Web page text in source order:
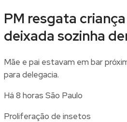
PM resgata
deixada sozinha
Mãe e pai estavam em bar
para delegacia.
Há 8 horas São Paulo
Proliferação de insetos